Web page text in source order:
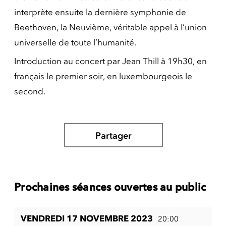
interprète ensuite la dernière symphonie de
Beethoven, la Neuvième, véritable appel à l’union
universelle de toute l’humanité.
Introduction au concert par Jean Thill à 19h30, en
français le premier soir, en luxembourgeois le
second.
Partager
Prochaines séances ouvertes au public
VENDREDI 17 NOVEMBRE 2023 20:00